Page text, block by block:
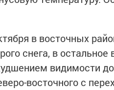
в восточных
снега, в
видимости
восточного с